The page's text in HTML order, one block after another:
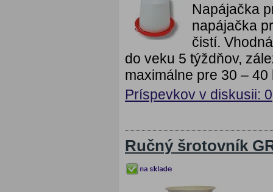
Napájačka
napájačka
čistí.
do veku 5 týždňov,
maximálne pre 30 – 40
Príspevkov v diskusii: 0
Ručný šrotovník